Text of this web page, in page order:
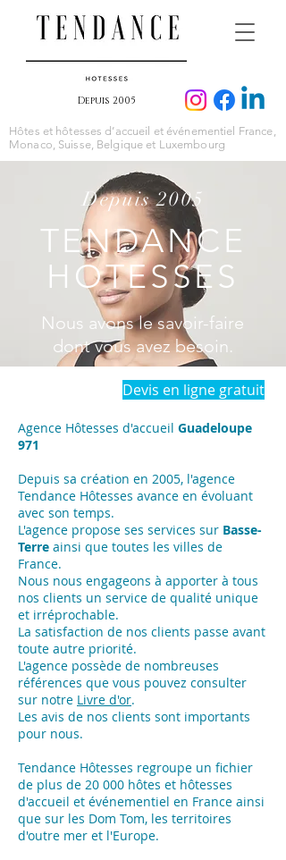
Depuis 2005
Hôtes et hôtesses d’accueil et événementiel France,
Monaco, Suisse, Belgique et Luxembourg
Depuis 2005
TENDANCE
HOTESSES
Nous avons le savoir-faire
dont vous avez besoin.
Devis en ligne gratuit
Agence Hôtesses d'accueil Guadeloupe
971
Depuis sa création en 2005, l'agence
Tendance Hôtesses avance en évoluant
avec son temps.
L'agence propose ses services sur Basse-
Terre ainsi que toutes les villes de
France.
Nous nous engageons à apporter à tous
nos clients un service de qualité unique
et irréprochable.
La satisfaction de nos clients passe avant
toute autre priorité.
L'agence possède de nombreuses
références que vous pouvez consulter
sur notre Livre d'or.
Les avis de nos clients sont importants
pour nous.
Tendance Hôtesses regroupe un fichier
de plus de 20 000 hôtes et hôtesses
d'accueil et événementiel en France ainsi
que sur les Dom Tom, les territoires
d'outre mer et l'Europe.